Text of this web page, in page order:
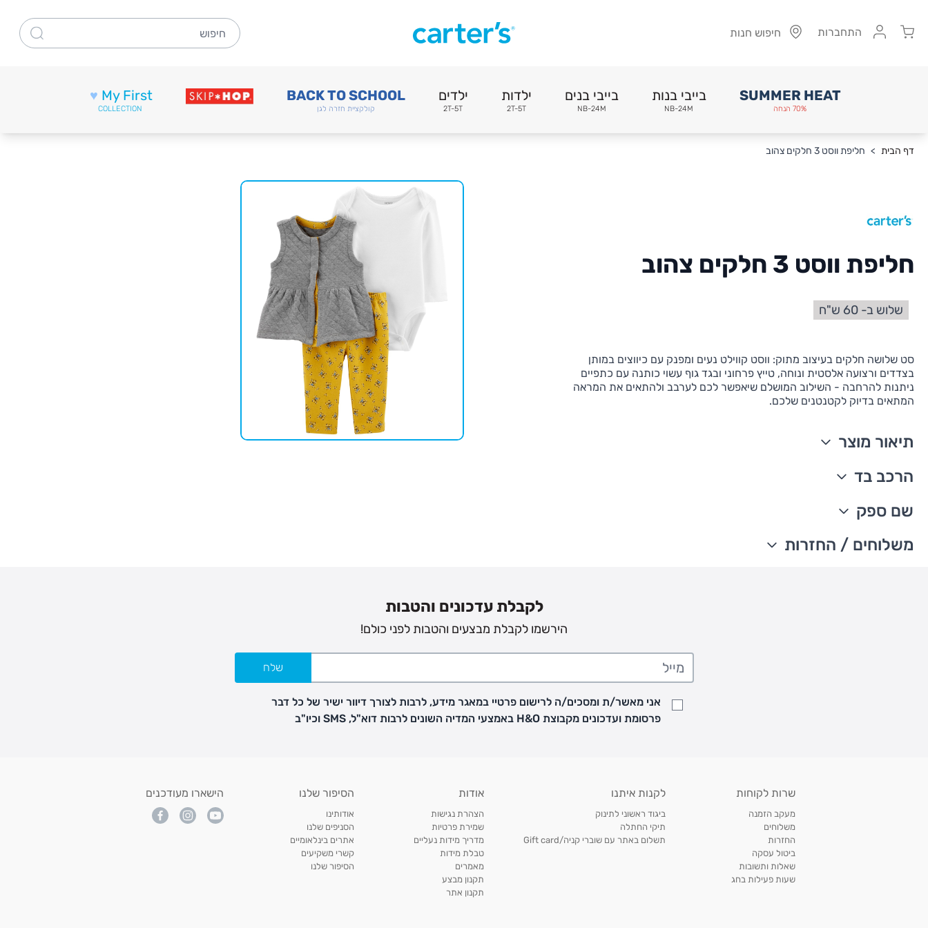
Cart התחברות חיפוש חנות
חיפוש
SUMMER HEAT
70% הנחה
בייבי בנות
NB-24M
בייבי בנים
NB-24M
ילדות
2T-5T
ילדים
2T-5T
BACK TO SCHOOL
קולקציית חזרה לגן
My First
♥
COLLECTION
דף הבית > חליפת ווסט 3 חלקים צהוב
חליפת ווסט 3 חלקים צהוב
שלוש ב- 60 ש"ח
סט שלושה חלקים בעיצוב מתוק: ווסט קווילט נעים ומפנק עם כיווצים במותן
בצדדים ורצועה אלסטית ונוחה, טייץ פרחוני ובגד גוף עשוי כותנה עם כתפיים
ניתנות להרחבה - השילוב המושלם שיאפשר לכם לערבב ולהתאים את המראה
המתאים בדיוק לקטנטנים שלכם.
תיאור מוצר
סט 3 חלקים הכולל ווסט, בגד גוף ומכנס תואם
כיווצים במותן
בגד גוף שרוול ארוך
מודפס פרחוני
תיקתקים חזקים שנשארים בהלבשות ובכביסות החוזרות
הרכב בד
ווסט: 74% כותנה, 26% פוליאסטר קווילט
בגד גוף ומכנסיים: 100% כותנה ריב
מיובא
ניתן לכבס במכונת כביסה
שם ספק
The William Carter's company
משלוחים / החזרות
ימי עסקים מעת ביצוע ההזמנה
• לפניות ובירורים בנושא משלוחים אנא פנו לשירות הלקוחות בצ'אט באתר
כתובת: אבא אחימאיר 31, תל אביב (מאחורי בנק הפועלים מול הדואר). ניתן לאסוף הזמנות בימים א'-
• יש לוודא שחבילה התקבלה טרם ההגעה. סמס יישלח החבילה מוכנה לאיסוף. טלפון לבירור בסניף:
לקבלת עדכונים והטבות
הירשמו לקבלת מבצעים והטבות לפני כולם!
שלח
אני מאשר/ת ומסכים/ה לרישום פרטיי במאגר מידע, לרבות לצורך דיוור ישיר של כל דבר
פרסומת ועדכונים מקבוצת H&O באמצעי המדיה השונים לרבות דוא"ל, SMS וכיו"ב
שרות לקוחות
מעקב הזמנה
משלוחים
החזרות
ביטול עסקה
שאלות ותשובות
שעות פעילות בחג
לקנות איתנו
ביגוד ראשוני לתינוק
תיקי החתלה
תשלום באתר עם שוברי קניה/Gift card
אודות
הצהרת נגישות
שמירת פרטיות
מדריך מידות נעליים
טבלת מידות
מאמרים
תקנון מבצע
תקנון אתר
הסיפור שלנו
אודותינו
הסניפים שלנו
אתרים בינלאומיים
קשרי משקיעים
הסיפור שלנו
הישארו מעודכנים